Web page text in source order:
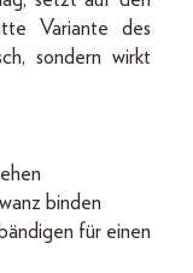
Variante des
sondern wirkt
binden
für einen